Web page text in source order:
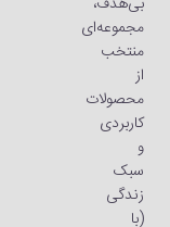
مجموعه‌ای
منتخب
از
محصولات
کاربردی
و
سبک
زندگی
(با